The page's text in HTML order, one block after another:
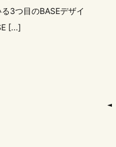
3つ目のBASEデザイ
[...]